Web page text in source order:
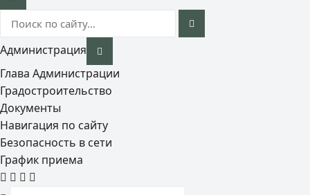
Администрация
Глава Администрации
Градостроительство
Документы
Навигация по сайту
Безопасность в сети
График приема